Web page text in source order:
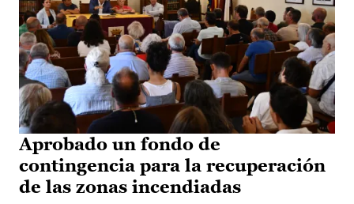
Aprobado un fondo de
contingencia para la recuperación
de las zonas incendiadas